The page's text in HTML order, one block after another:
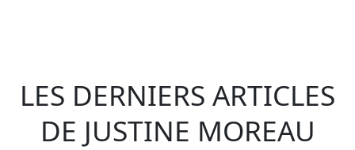
LES DERNIERS ARTICLES
DE JUSTINE MOREAU